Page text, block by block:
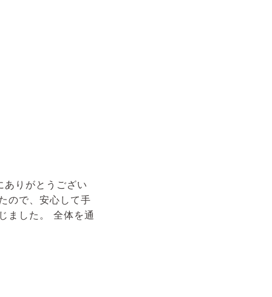
ありがとうござい
ので、安心して手
ました。 全体を通